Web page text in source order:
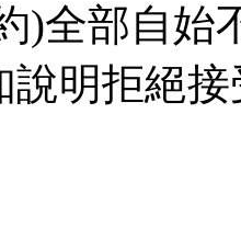
)全部自始
說明拒絕